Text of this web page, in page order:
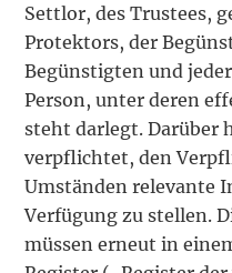
Settlor, des Trustees,
Protektors, der
Begünstigten und
Person, unter deren
steht darlegt. Darüber
verpflichtet, den
Umständen relevante
Verfügung zu stellen.
müssen erneut in